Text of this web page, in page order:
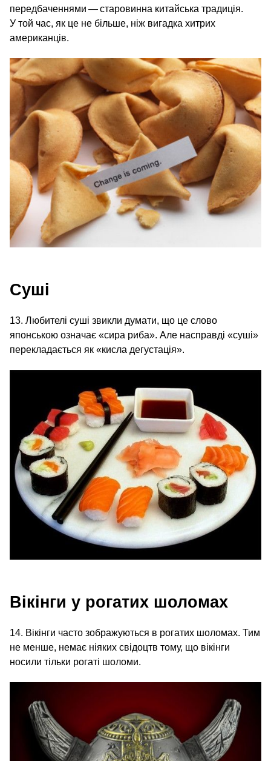
передбаченнями — старовинна китайська традиція.
У той час, як це не більше, ніж вигадка хитрих
американців.
Суші
13. Любителі суші звикли думати, що це слово
японською означає «сира риба». Але насправді «суші»
перекладається як «кисла дегустація».
Вікінги у рогатих шоломах
14. Вікінги часто зображуються в рогатих шоломах. Тим
не менше, немає ніяких свідоцтв тому, що вікінги
носили тільки рогаті шоломи.